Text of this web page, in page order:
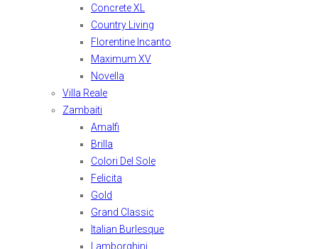
Concrete XL
Country Living
Florentine Incanto
Maximum XV
Novella
Villa Reale
Zambaiti
Amalfi
Brilla
Colori Del Sole
Felicita
Gold
Grand Classic
Italian Burlesque
Lamborghini